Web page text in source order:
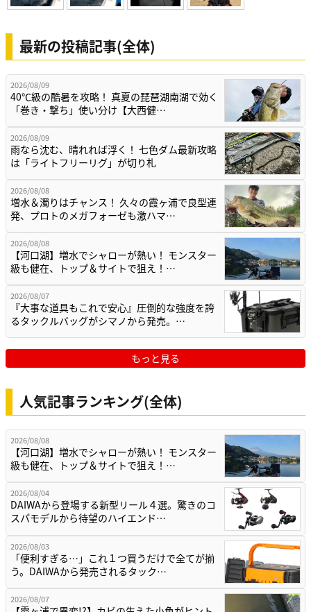
最新の投稿記事(全体)
2026/08/09
40℃級の酷暑を攻略！ 真夏の琵琶湖南湖で効く
「巻き・撃ち」使い分け【大西健…
2026/08/09
雨なら沈む、晴れれば浮く！ 七色ダム最新攻略
は「ライトフリーリグ」が切り札
2026/08/08
増水＆濁りはチャンス！ 久々の霞ヶ浦で良型連
発、プロトのメガフォーゼも激ハマ…
2026/08/08
【河口湖】増水でシャローが熱い！ モンスター
級も健在、トップ＆サイトで狙え！…
2026/08/07
『大事な道具もこれで安心』圧倒的な強度を誇
るタックルバッグがシマノから発売。…
もっと見る
人気記事ランキング(全体)
2026/08/08
【河口湖】増水でシャローが熱い！ モンスター
級も健在、トップ＆サイトで狙え！…
2026/08/04
DAIWAから登場する新型リール４選。驚きのコ
スパモデルから待望のハイエンド…
2026/08/03
「便利すぎる…」これ１つ買うだけで全てが揃
う。DAIWAから発売されるタック…
2026/08/07